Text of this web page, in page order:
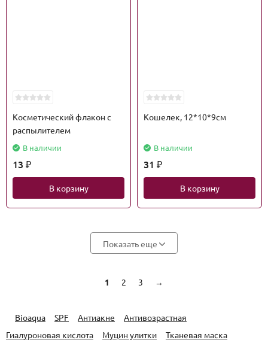
Косметический флакон с
распылителем
В наличии
13 ₽
В корзину
Кошелек, 12*10*9см
В наличии
31 ₽
В корзину
Показать еще
1 2 3 →
Bioaqua SPF Антиакне
Антивозрастная
Гиалуроновая кислота
Муцин улитки Тканевая маска